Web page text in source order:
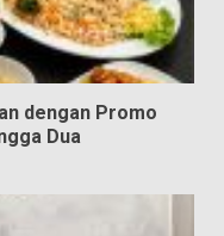
dengan Promo
Dua